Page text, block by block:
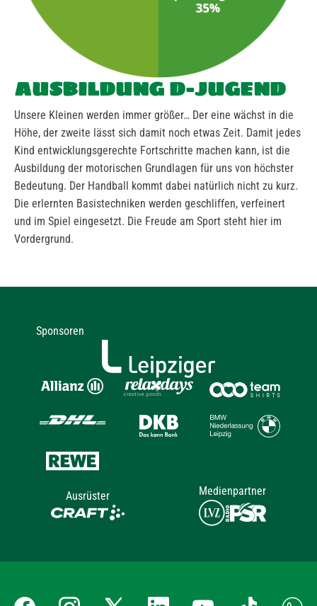
AUSBILDUNG D-JUGEND
Unsere Kleinen werden immer größer… Der eine wächst in die
Höhe, der zweite lässt sich damit noch etwas Zeit. Damit jedes
Kind entwicklungsgerechte Fortschritte machen kann, ist die
Ausbildung der motorischen Grundlagen für uns von höchster
Bedeutung. Der Handball kommt dabei natürlich nicht zu kurz.
Die erlernten Basistechniken werden geschliffen, verfeinert
und im Spiel eingesetzt. Die Freude am Sport steht hier im
Vordergrund.
Sponsoren
Ausrüster Medienpartner